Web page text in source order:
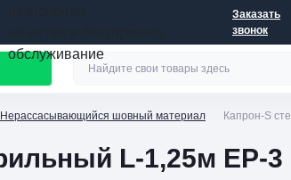
обслуживание
Заказать
звонок
Нерассасывающийся шовный материал Капрон-S
L-1,25м EP-3